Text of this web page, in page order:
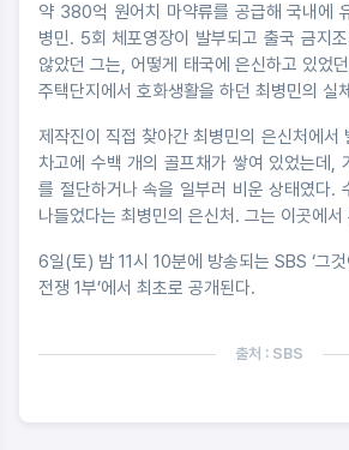
약 380억 원어치 마약류를 공급해 국내에
병민. 5회 체포영장이 발부되고 출국 금지
않았던 그는, 어떻게 태국에 은신하고 있었
주택단지에서 호화생활을 하던 최병민의 실
제작진이 직접 찾아간 최병민의 은신처에서
차고에 수백 개의 골프채가 쌓여 있었는데,
를 절단하거나 속을 일부러 비운 상태였다.
나들었다는 최병민의 은신처. 그는 이곳에
6일(토) 밤 11시 10분에 방송되는 SBS ‘그
전쟁 1부’에서 최초로 공개된다.
출처 : SBS